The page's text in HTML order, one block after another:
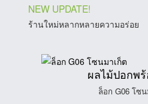
NEW UPDATE!
ร้านใหม่หลากหลายความอร่อย
ผลไม้ปอกพ
ล็อก G06 โซ